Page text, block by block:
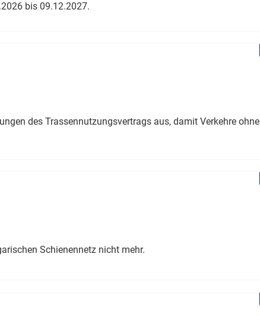
bis 09.12.2027.
des Trassennutzungsvertrags aus, damit Verkehre ohne
Schienennetz nicht mehr.